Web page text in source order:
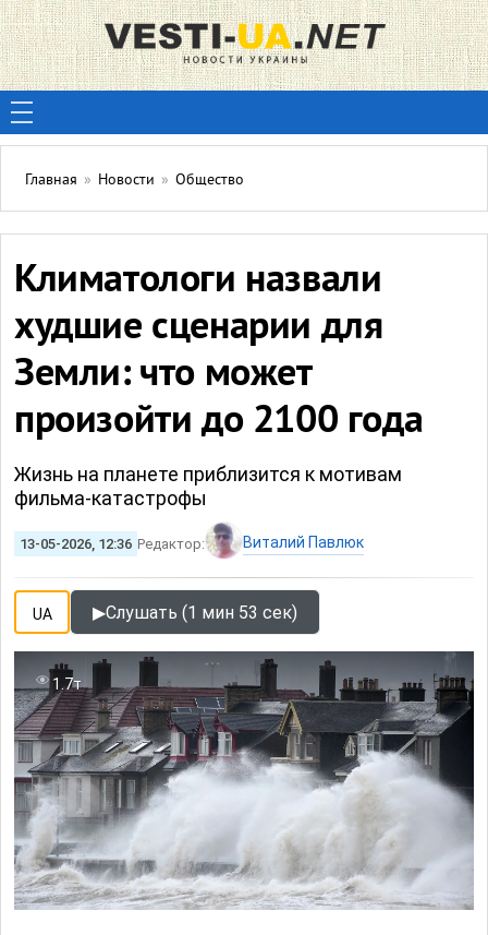
Главная » Новости » Общество
Климатологи назвали
худшие сценарии для
Земли: что может
произойти до 2100 года
Жизнь на планете приблизится к мотивам
фильма-катастрофы
13-05-2026, 12:36 Редактор: Виталий Павлюк
UA ▶Слушать (1 мин 53 сек)
1.7т